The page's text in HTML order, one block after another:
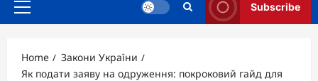
Primary
Subscribe
Home
Закони України
Як подати заяву на одруження: покроковий гайд для